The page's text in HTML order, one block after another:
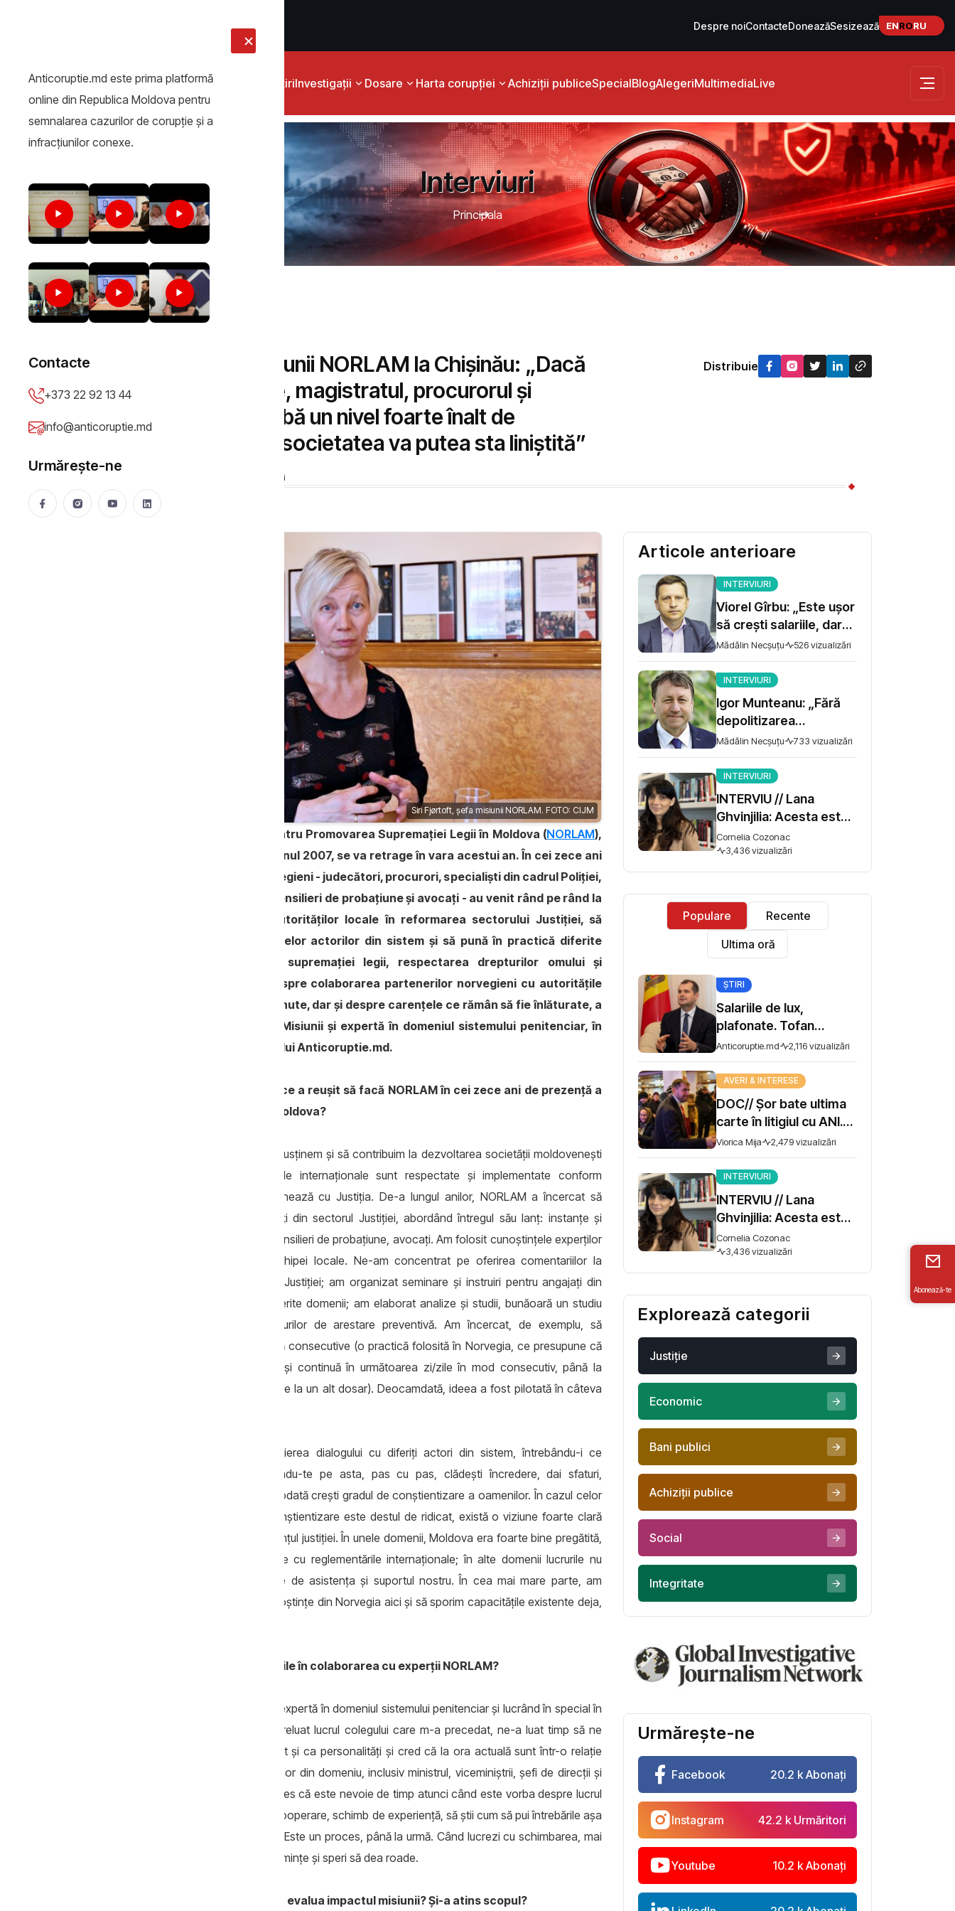
Despre noiContacteDoneazăSesizează ENRORU
ȘtiriInvestigații Dosare Harta corupției Achiziții publiceSpecialBlogAlegeriMultimediaLive
Anticoruptie.md este prima platformă
online din Republica Moldova pentru
semnalarea cazurilor de corupţie şi a
infracţiunilor conexe.
Contacte
+373 22 92 13 44
info@anticoruptie.md
Urmărește-ne
Interviuri
Principala
Siri Fjørtoft, șefa misiunii NORLAM la Chișinău: „Dacă
judeci cu ușile închise, magistratul, procurorul și
avocatul trebuie să aibă un nivel foarte înalt de
integritate. Doar așa societatea va putea sta liniștită”
23037 vizualizări
Distribuie
Siri Fjørtoft, șefa misiunii NORLAM. FOTO: CIJM
Misiunea Norvegiană de Experți pentru Promovarea Supremației Legii în Moldova (NORLAM),
care activează în țara noastră din anul 2007, se va retrage în vara acestui an. În cei zece ani
de activitate, mai mulți experți norvegieni - judecători, procurori, specialiști din cadrul Poliţiei,
administratori ai penitenciarelor, consilieri de probațiune şi avocaţi - au venit rând pe rând la
Chișinău ca să ofere asistență autorităților locale în reformarea sectorului Justiției, să
contribuie la creșterea competențelor actorilor din sistem și să pună în practică diferite
proiecte ce țin de promovarea supremației legii, respectarea drepturilor omului și
consolidarea statului de drept. Despre colaborarea partenerilor norvegieni cu autoritățile
Republicii Moldova, rezultatele obținute, dar și despre carențele ce rămân să fie înlăturate, a
vorbit Siri Fjørtoft, actuala șefă a Misiunii și expertă în domeniul sistemului penitenciar, în
cadrul unui interviu acordat portalului Anticoruptie.md.
Anticoruptie.md: Doamnă Fjørtoft, ce a reușit să facă NORLAM în cei zece ani de prezență a
experților norvegieni în Republica Moldova?
Scopul nostru a fost să susținem și să contribuim la dezvoltarea societății moldovenești
prin asigurarea faptului că standardele internaționale sunt respectate și implementate conform
necesităților oamenilor care interacționează cu Justiția. De-a lungul anilor, NORLAM a încercat să
identifice cele mai stringente necesități din sectorul Justiției, abordând întregul său lanț: instanțe și
judecători, procuratură, penitenciare, consilieri de probațiune, avocați. Am folosit cunoștințele experților
norvegieni, combinate cu cele ale echipei locale. Ne-am concentrat pe oferirea comentariilor la
proiectele de legi inițiate de Ministerul Justiției; am organizat seminare și instruiri pentru angajați din
sistem; am implementat proiecte în diferite domenii; am elaborat analize și studii, bunăoară un studiu
privind gradul de motivare a demersurilor de arestare preventivă. Am încercat, de exemplu, să
promovăm ideea ședințelor de judecată consecutive (o practică folosită în Norvegia, ce presupune că
procesul de judecată începe într-o zi şi continuă în următoarea zi/zile în mod consecutiv, până la
finalizarea examinării cauzei, fără a trece la un alt dosar). Deocamdată, ideea a fost pilotată în câteva
O astfel de cooperare începe cu inițierea dialogului cu diferiți actori din sistem, întrebându-i ce
necesități au, ce vor să facă. Bazându-te pe asta, pas cu pas, clădești încredere, dai sfaturi,
consultanță. Lucrând în acest mod, totodată crești gradul de conștientizare a oamenilor. În cazul celor
care activează în sistem, gradul de conștientizare este destul de ridicat, există o viziune foarte clară
despre cum ar trebui să funcționeze lanțul justiției. În unele domenii, Moldova era foarte bine pregătită,
cu câțiva pași înainte, în corespundere cu reglementările internaționale; în alte domenii lucrurile nu
stăteau la fel de bine, deci era nevoie de asistența și suportul nostru. În cea mai mare parte, am
încercat să realizăm un transfer de cunoștințe din Norvegia aici și să sporim capacitățile existente deja,
Cât de cooperante au fost autoritățile în colaborarea cu experții NORLAM?
Mi-am început activitatea în 2015, fiind expertă în domeniul sistemului penitenciar și lucrând în special în
serviciul de corecție. Venind aici, am preluat lucrul colegului care m-a precedat, ne-a luat timp să ne
cunoaștem, atât la nivel de instituții, cât și ca personalități și cred că la ora actuală sunt într-o relație
foarte bună cu majoritatea responsabililor din domeniu, inclusiv ministrul, viceminiștrii, șefi de direcții și
tot așa, în jos, până la deținuți. Bineînțeles că este nevoie de timp atunci când este vorba despre lucrul
cu oamenii, pentru că asta presupune cooperare, schimb de experiență, să știi cum să pui întrebările așa
ca să nu fii percepută ca o amenințare. Este un proces, până la urmă. Când lucrezi cu schimbarea, mai
ales în sectorul Justiției, sădești niște semințe și speri să dea roade.
Vorbind despre roade, cum ați putea evalua impactul misiunii? Și-a atins scopul?
Articole anterioare
INTERVIURI
Viorel Gîrbu: „Este ușor
să crești salariile, dar
trebuie să te asiguri că
există performanță”
Mădălin Necșuțu 526 vizualizări
INTERVIURI
Igor Munteanu: „Fără
depolitizarea
administrației și
meritocrație, reforma
promisă de Guvernul
Tofan va eșua”
Mădălin Necșuțu 733 vizualizări
INTERVIURI
INTERVIU // Lana
Ghvinjilia: Acesta este
și războiul nostru. Fără
victoria Ucrainei,
Georgia nu se poate
Cornelia Cozonac
3,436 vizualizări
Populare
Recente
Ultima oră
ȘTIRI
Salariile de lux,
plafonate. Tofan
propune moratoriu
pentru prime și
bonusuri
Anticoruptie.md 2,116 vizualizări
AVERI & INTERESE
DOC// Șor bate ultima
carte în litigiul cu ANI.
Miza - 10 milioane de lei
Viorica Mija 2,479 vizualizări
INTERVIURI
INTERVIU // Lana
Ghvinjilia: Acesta este
și războiul nostru. Fără
victoria Ucrainei,
Georgia nu se poate
Cornelia Cozonac
3,436 vizualizări
Explorează categorii
Justiţie
Economic
Bani publici
Achiziţii publice
Social
Integritate
Urmărește-ne
Facebook 20.2 k Abonați
Instagram 42.2 k Urmăritori
Youtube 10.2 k Abonați
Abonează-te